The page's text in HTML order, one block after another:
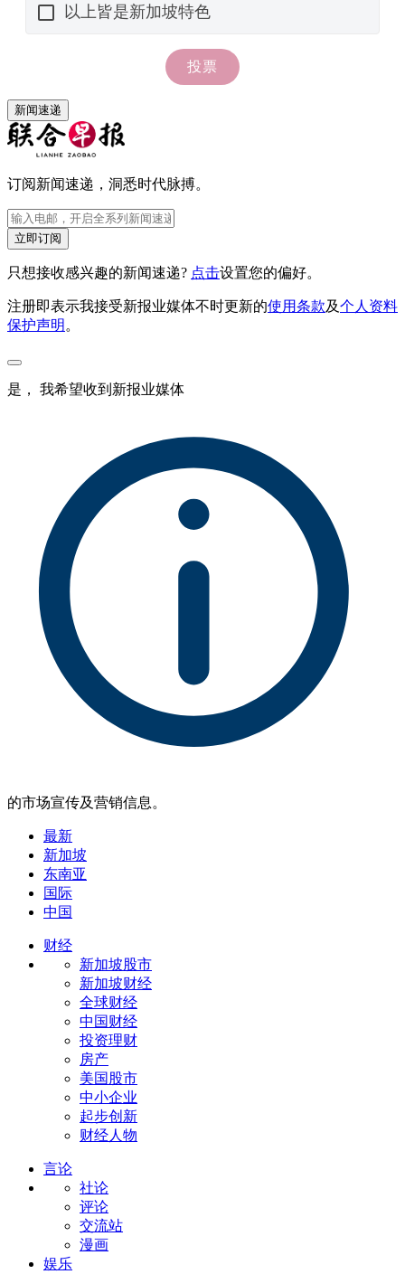
新闻速递
订阅新闻速递，洞悉时代脉搏。
立即订阅
只想接收感兴趣的新闻速递? 点击设置您的偏好。
注册即表示我接受新报业媒体不时更新的使用条款及个人资料
保护声明。
是， 我希望收到新报业媒体
的市场宣传及营销信息。
最新
新加坡
东南亚
国际
中国
财经
新加坡股市
新加坡财经
全球财经
中国财经
投资理财
房产
美国股市
中小企业
起步创新
财经人物
言论
社论
评论
交流站
漫画
娱乐